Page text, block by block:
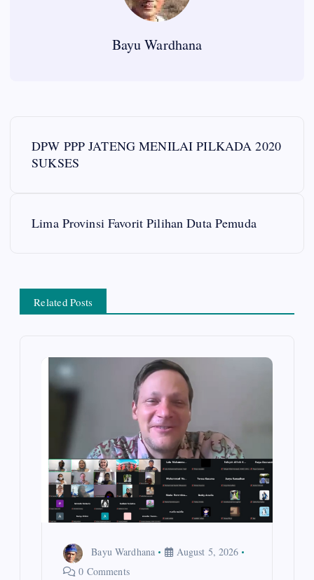
Bayu Wardhana
a
DPW PPP JATENG MENILAI PILKADA 2020
SUKSES
Lima Provinsi Favorit Pilihan Duta Pemuda
Related Posts
Bayu Wardhana
August 5, 2026
0 Comments